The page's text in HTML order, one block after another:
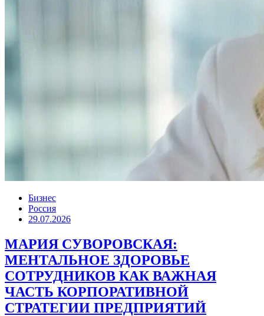
Бизнес
Россия
29.07.2026
МАРИЯ СУВОРОВСКАЯ:
МЕНТАЛЬНОЕ ЗДОРОВЬЕ
СОТРУДНИКОВ КАК ВАЖНАЯ
ЧАСТЬ КОРПОРАТИВНОЙ
СТРАТЕГИИ ПРЕДПРИЯТИЙ